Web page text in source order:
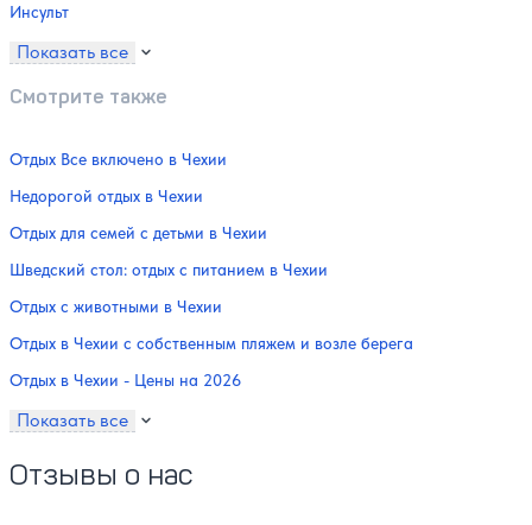
Инсульт
Показать все
Смотрите также
Отдых Все включено в Чехии
Недорогой отдых в Чехии
Отдых для семей с детьми в Чехии
Шведский стол: отдых с питанием в Чехии
Отдых с животными в Чехии
Отдых в Чехии с собственным пляжем и возле берега
Отдых в Чехии - Цены на 2026
Показать все
Отзывы о нас